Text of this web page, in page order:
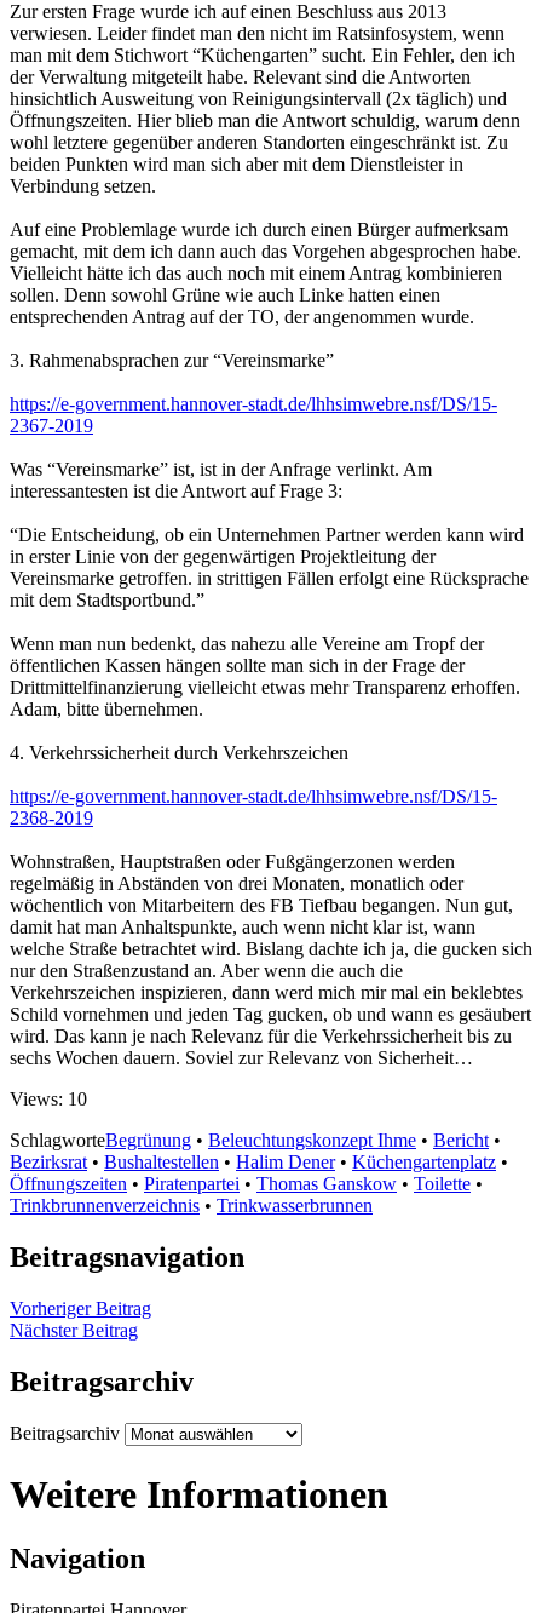
Zur ersten Frage wurde ich auf einen Beschluss aus 2013
verwiesen. Leider findet man den nicht im Ratsinfosystem, wenn
man mit dem Stichwort “Küchengarten” sucht. Ein Fehler, den ich
der Verwaltung mitgeteilt habe. Relevant sind die Antworten
hinsichtlich Ausweitung von Reinigungsintervall (2x täglich) und
Öffnungszeiten. Hier blieb man die Antwort schuldig, warum denn
wohl letztere gegenüber anderen Standorten eingeschränkt ist. Zu
beiden Punkten wird man sich aber mit dem Dienstleister in
Verbindung setzen.
Auf eine Problemlage wurde ich durch einen Bürger aufmerksam
gemacht, mit dem ich dann auch das Vorgehen abgesprochen habe.
Vielleicht hätte ich das auch noch mit einem Antrag kombinieren
sollen. Denn sowohl Grüne wie auch Linke hatten einen
entsprechenden Antrag auf der TO, der angenommen wurde.
3. Rahmenabsprachen zur “Vereinsmarke”
https://e-government.hannover-stadt.de/lhhsimwebre.nsf/DS/15-
2367-2019
Was “Vereinsmarke” ist, ist in der Anfrage verlinkt. Am
interessantesten ist die Antwort auf Frage 3:
“Die Entscheidung, ob ein Unternehmen Partner werden kann wird
in erster Linie von der gegenwärtigen Projektleitung der
Vereinsmarke getroffen. in strittigen Fällen erfolgt eine Rücksprache
mit dem Stadtsportbund.”
Wenn man nun bedenkt, das nahezu alle Vereine am Tropf der
öffentlichen Kassen hängen sollte man sich in der Frage der
Drittmittelfinanzierung vielleicht etwas mehr Transparenz erhoffen.
Adam, bitte übernehmen.
4. Verkehrssicherheit durch Verkehrszeichen
https://e-government.hannover-stadt.de/lhhsimwebre.nsf/DS/15-
2368-2019
Wohnstraßen, Hauptstraßen oder Fußgängerzonen werden
regelmäßig in Abständen von drei Monaten, monatlich oder
wöchentlich von Mitarbeitern des FB Tiefbau begangen. Nun gut,
damit hat man Anhaltspunkte, auch wenn nicht klar ist, wann
welche Straße betrachtet wird. Bislang dachte ich ja, die gucken sich
nur den Straßenzustand an. Aber wenn die auch die
Verkehrszeichen inspizieren, dann werd mich mir mal ein beklebtes
Schild vornehmen und jeden Tag gucken, ob und wann es gesäubert
wird. Das kann je nach Relevanz für die Verkehrssicherheit bis zu
sechs Wochen dauern. Soviel zur Relevanz von Sicherheit…
Views: 10
SchlagworteBegrünung • Beleuchtungskonzept Ihme • Bericht•
Bezirksrat• Bushaltestellen • Halim Dener• Küchengartenplatz •
Öffnungszeiten • Piratenpartei • Thomas Ganskow • Toilette •
Trinkbrunnenverzeichnis • Trinkwasserbrunnen
Beitragsnavigation
Vorheriger Beitrag
Nächster Beitrag
Beitragsarchiv
Beitragsarchiv
Weitere Informationen
Navigation